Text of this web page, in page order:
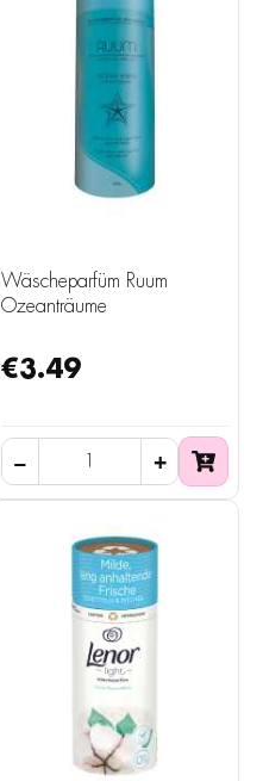
Wäscheparfüm Ruum
Ozeanträume
€3.49